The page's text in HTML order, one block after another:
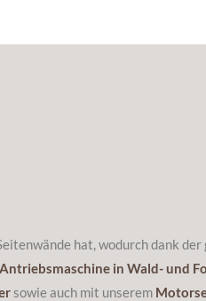
hat, wodurch dank der
Antriebsmaschine in Wald- und
sowie auch mit unserem